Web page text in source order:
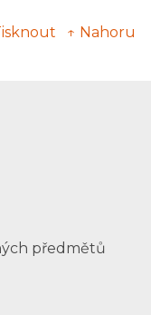
↑ Nahoru
předmětů